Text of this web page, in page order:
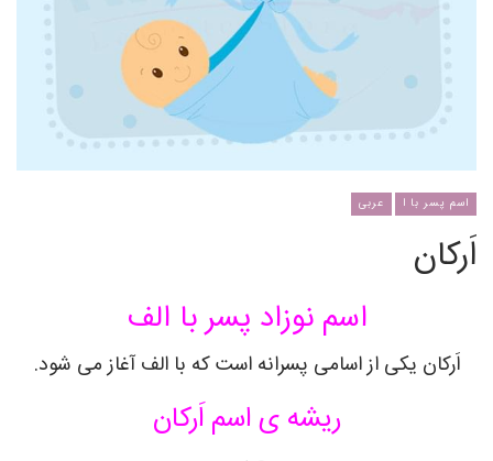
اسم پسر با ا عربی
اَرکان
اسم نوزاد پسر با الف
اَرکان یکی از اسامی پسرانه است که با الف آغاز می شود.
ریشه ی اسم اَرکان